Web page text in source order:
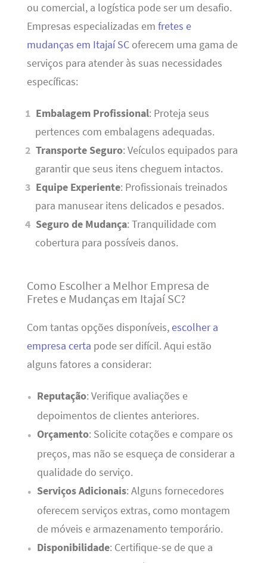
ou comercial, a logística pode ser um desafio.
Empresas especializadas em fretes e
mudanças em Itajaí SCoferecem uma gama de
serviços para atender às suas necessidades
específicas:
Embalagem Profissional: Proteja seus
pertences com embalagens adequadas.
Transporte Seguro: Veículos equipados para
garantir que seus itens cheguem intactos.
Equipe Experiente: Profissionais treinados
para manusear itens delicados e pesados.
Seguro de Mudança: Tranquilidade com
cobertura para possíveis danos.
Como Escolher a Melhor Empresa de
Fretes e Mudanças em Itajaí SC?
Com tantas opções disponíveis,escolher a
empresa certa pode ser difícil. Aqui estão
alguns fatores a considerar:
Reputação: Verifique avaliações e
depoimentos de clientes anteriores.
Orçamento: Solicite cotações e compare os
preços, mas não se esqueça de considerar a
qualidade do serviço.
Serviços Adicionais: Alguns fornecedores
oferecem serviços extras, como montagem
de móveis e armazenamento temporário.
Disponibilidade: Certifique-se de que a